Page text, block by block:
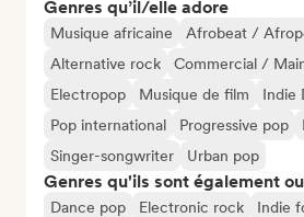
Genres qu’il/elle adore
Musique africaine
Afrobeat /
Alternative rock
Commercial /
Electropop
Musique de film Indie
Pop international
Progressive pop
Singer-songwriter
Urban pop
Genres qu'ils sont également
Dance pop Electronic rock Indie